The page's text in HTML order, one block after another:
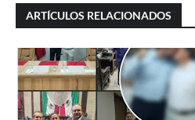
ARTÍCULOS RELACIONADOS